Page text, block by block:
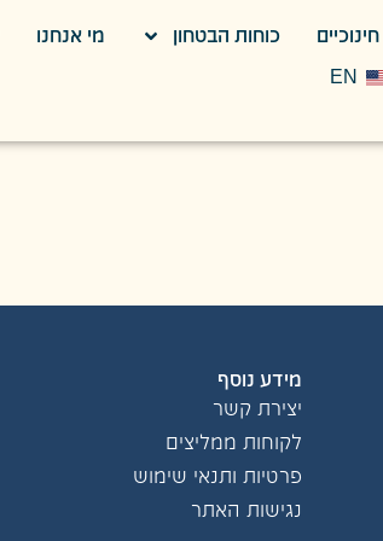
כוחות הבטחון מי אנחנו
EN
מידע נוסף
יצירת קשר
לקוחות ממליצים
פרטיות ותנאי שימוש
נגישות האתר